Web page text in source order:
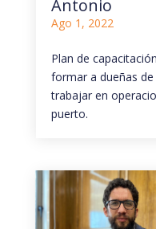
Antonio
Ago 1, 2022
Plan de
formar a dueñas
trabajar en
puerto.